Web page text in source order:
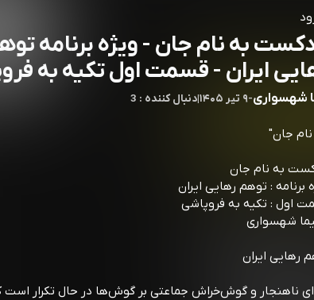
به نام جان - ویژه برنامه
ایران - قسمت اول تکیه به
شهسواری-۹ تیر ۱۴۰۵ |3 : دنبال کننده
جان"
به نام جان
برنامه : توهم رهایی ایران
اول : تکیه به فروپاشی
شهسواری
رهایی ایران
ناهنجار و گوش‌خراش جماعتی بر گوش‌ها در حال تکرار است